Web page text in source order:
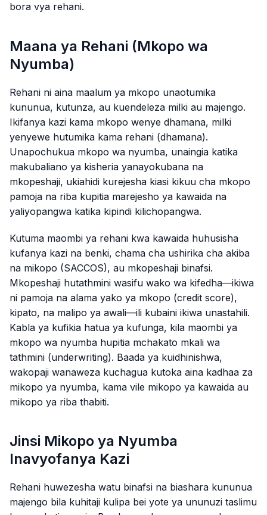
bora vya rehani.
Maana ya Rehani (Mkopo wa
Nyumba)
Rehani ni aina maalum ya mkopo unaotumika
kununua, kutunza, au kuendeleza milki au majengo.
Ikifanya kazi kama mkopo wenye dhamana, milki
yenyewe hutumika kama rehani (dhamana).
Unapochukua mkopo wa nyumba, unaingia katika
makubaliano ya kisheria yanayokubana na
mkopeshaji, ukiahidi kurejesha kiasi kikuu cha mkopo
pamoja na riba kupitia marejesho ya kawaida na
yaliyopangwa katika kipindi kilichopangwa.
Kutuma maombi ya rehani kwa kawaida huhusisha
kufanya kazi na benki, chama cha ushirika cha akiba
na mikopo (SACCOS), au mkopeshaji binafsi.
Mkopeshaji hutathmini wasifu wako wa kifedha—ikiwa
ni pamoja na alama yako ya mkopo (credit score),
kipato, na malipo ya awali—ili kubaini ikiwa unastahili.
Kabla ya kufikia hatua ya kufunga, kila maombi ya
mkopo wa nyumba hupitia mchakato mkali wa
tathmini (underwriting). Baada ya kuidhinishwa,
wakopaji wanaweza kuchagua kutoka aina kadhaa za
mikopo ya nyumba, kama vile mikopo ya kawaida au
mikopo ya riba thabiti.
Jinsi Mikopo ya Nyumba
Inavyofanya Kazi
Rehani huwezesha watu binafsi na biashara kununua
majengo bila kuhitaji kulipa bei yote ya ununuzi taslimu